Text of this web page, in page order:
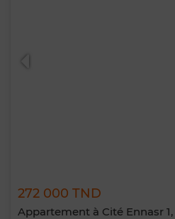
272 000 TND
Appartement à Cité Ennasr